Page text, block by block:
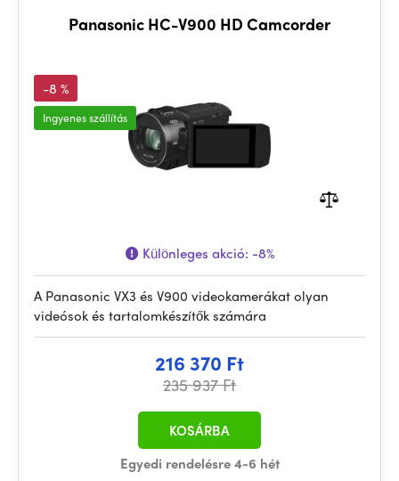
Panasonic HC-V900 HD Camcorder
-8 %
Ingyenes szállítás
Különleges akció: -8%
A Panasonic VX3 és V900 videokamerákat olyan
videósok és tartalomkészítők számára
216 370 Ft
235 937 Ft
Egyedi rendelésre 4-6 hét
KOSÁRBA